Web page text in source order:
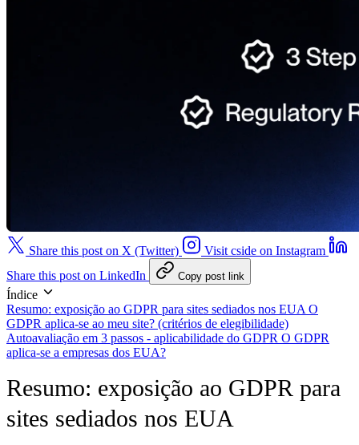
Share this post on X (Twitter)
Visit cside on Instagram
Share this post on LinkedIn
Copy post link
Índice
Resumo: exposição ao GDPR para sites sediados nos EUA O
GDPR aplica-se ao meu site? (critérios de elegibilidade)
Autoavaliação em 3 passos - aplicabilidade do GDPR O GDPR
aplica-se a empresas dos EUA?
Resumo: exposição ao GDPR para
sites sediados nos EUA